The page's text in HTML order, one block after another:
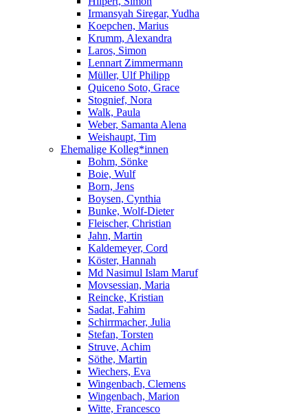
Irmansyah Siregar, Yudha
Koepchen, Marius
Krumm, Alexandra
Laros, Simon
Lennart Zimmermann
Müller, Ulf Philipp
Quiceno Soto, Grace
Stognief, Nora
Walk, Paula
Weber, Samanta Alena
Weishaupt, Tim
Ehemalige Kolleg*innen
Bohm, Sönke
Boie, Wulf
Born, Jens
Boysen, Cynthia
Bunke, Wolf-Dieter
Fleischer, Christian
Jahn, Martin
Kaldemeyer, Cord
Köster, Hannah
Md Nasimul Islam Maruf
Movsessian, Maria
Reincke, Kristian
Sadat, Fahim
Schirrmacher, Julia
Stefan, Torsten
Struve, Achim
Söthe, Martin
Wiechers, Eva
Wingenbach, Clemens
Wingenbach, Marion
Witte, Francesco